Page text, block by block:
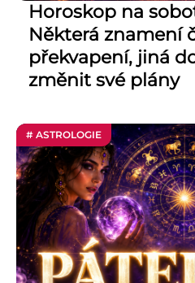
Horoskop na
Některá znamení
překvapení, jiná
změnit své plány
# ASTROLOGIE